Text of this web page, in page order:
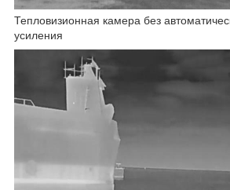
Тепловизионная камера без
усиления